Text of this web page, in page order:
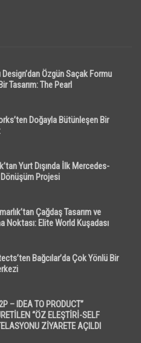
Özgün Saçak Formu
Tasarım: The Pearl
Doğayla Bütünleşen Bir
Yurt Dışında İlk Mercedes-
Projesi
Çağdaş Tasarım ve
Noktası: Elite World Kuşadası
Bağcılar’da Çok Yönlü Bir
– IDEA TO PRODUCT”
“ÖZ ELEŞTİRİ-SELF
ZİYARETE AÇILDI